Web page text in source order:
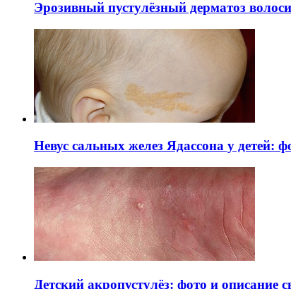
Эрозивный пустулёзный дерматоз
Невус сальных желез Ядассона у детей:
Детский акропустулёз: фото и описание